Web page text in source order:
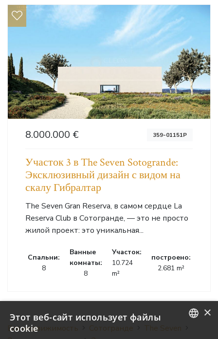
8.000.000 € 359-01151P
Участок 3 в The Seven Sotogrande:
Эксклюзивный дизайн с видом на
скалу Гибралтар
The Seven Gran Reserva, в самом сердце La
Reserva Club в Сотогранде, — это не просто
жилой проект: это уникальная...
Cпальни:
8
Ванные
комнаты:
8
Участок:
10.724
m²
построено:
2.681 m²
Вся недвижимость
×
Этот веб-сайт использует файлы
cookie